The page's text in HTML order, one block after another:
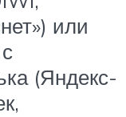
или
(Яндекс-